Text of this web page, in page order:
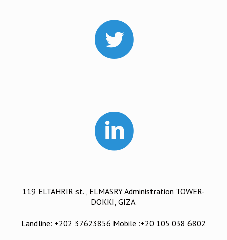
119 ELTAHRIR st. , ELMASRY Administration TOWER-
DOKKI, GIZA.
Landline: +202 37623856 Mobile :+20 105 038 6802